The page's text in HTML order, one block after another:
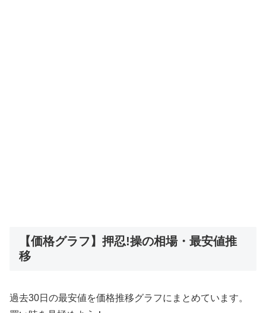
【価格グラフ】押忍!操の相場・最安値推
移
過去30日の最安値を価格推移グラフにまとめています。